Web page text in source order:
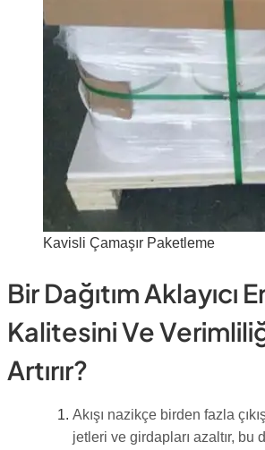
Kavisli Çamaşır Paketleme
Bir Dağıtım Aklayıcı
Kalitesini Ve
Artırır?
Akışı nazikçe birden fazla
jetleri ve girdapları azaltır, bu